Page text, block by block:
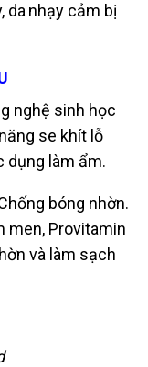
danhạy cảm bị
nghệ sinh học
se khít lỗ
dụng làm ẩm.
bóng nhờn.
men, Provitamin
và làm sạch